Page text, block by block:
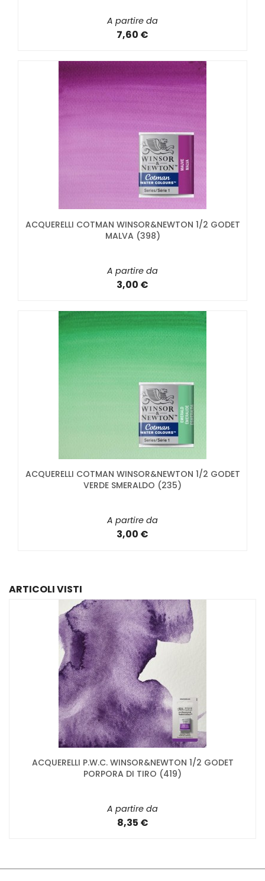
A partire da
7,60 €
ACQUERELLI COTMAN WINSOR&NEWTON 1/2 GODET
MALVA (398)
A partire da
3,00 €
ACQUERELLI COTMAN WINSOR&NEWTON 1/2 GODET
VERDE SMERALDO (235)
A partire da
3,00 €
ARTICOLI VISTI
ACQUERELLI P.W.C. WINSOR&NEWTON 1/2 GODET
PORPORA DI TIRO (419)
A partire da
8,35 €